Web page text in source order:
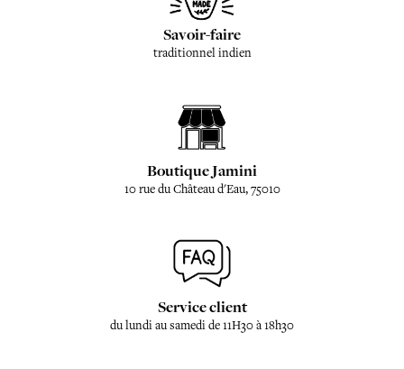
Savoir-faire
traditionnel indien
Boutique Jamini
10 rue du Château d'Eau, 75010
Service client
du lundi au samedi de 11H30 à 18h30